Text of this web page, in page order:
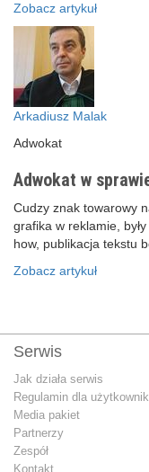
Zobacz artykuł
Arkadiusz Malak
Adwokat
Adwokat w
Cudzy znak towarowy
grafika w reklamie,
how, publikacja tekstu
Zobacz artykuł
Serwis
Jak działa serwis
Regulamin dla
Media pakiet
Partnerzy
Zespół
Kontakt